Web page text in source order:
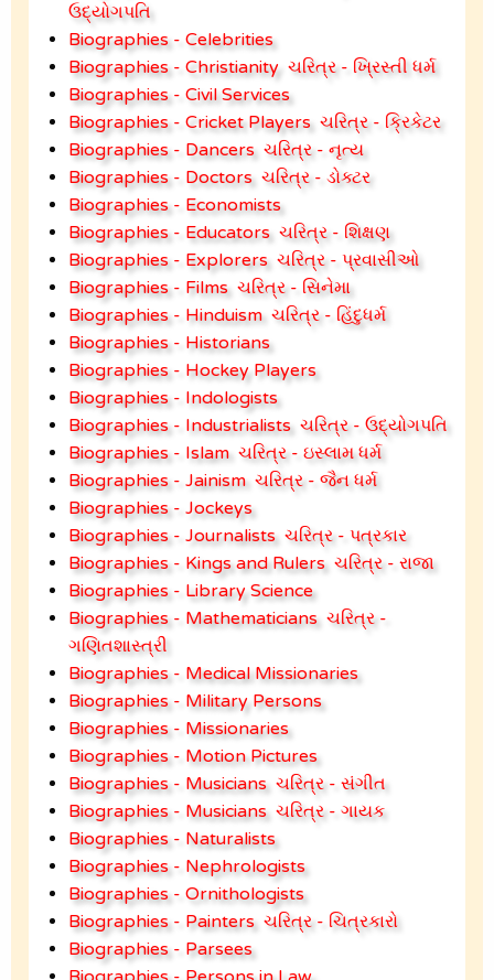
ઉદ્યોગપતિ
Biographies - Celebrities
Biographies - Christianity ચરિત્ર - ખ્રિસ્તી ધર્મ
Biographies - Civil Services
Biographies - Cricket Players ચરિત્ર - ક્રિકેટર
Biographies - Dancers ચરિત્ર - નૃત્ય
Biographies - Doctors ચરિત્ર - ડોક્ટર
Biographies - Economists
Biographies - Educators ચરિત્ર - શિક્ષણ
Biographies - Explorers ચરિત્ર - પ્રવાસીઓ
Biographies - Films ચરિત્ર - સિનેમા
Biographies - Hinduism ચરિત્ર - હિંદુધર્મ
Biographies - Historians
Biographies - Hockey Players
Biographies - Indologists
Biographies - Industrialists ચરિત્ર - ઉદ્યોગપતિ
Biographies - Islam ચરિત્ર - ઇસ્લામ ધર્મ
Biographies - Jainism ચરિત્ર - જૈન ધર્મ
Biographies - Jockeys
Biographies - Journalists ચરિત્ર - પત્રકાર
Biographies - Kings and Rulers ચરિત્ર - રાજા
Biographies - Library Science
Biographies - Mathematicians ચરિત્ર -
ગણિતશાસ્ત્રી
Biographies - Medical Missionaries
Biographies - Military Persons
Biographies - Missionaries
Biographies - Motion Pictures
Biographies - Musicians ચરિત્ર - સંગીત
Biographies - Musicians ચરિત્ર - ગાયક
Biographies - Naturalists
Biographies - Nephrologists
Biographies - Ornithologists
Biographies - Painters ચરિત્ર - ચિત્રકારો
Biographies - Parsees